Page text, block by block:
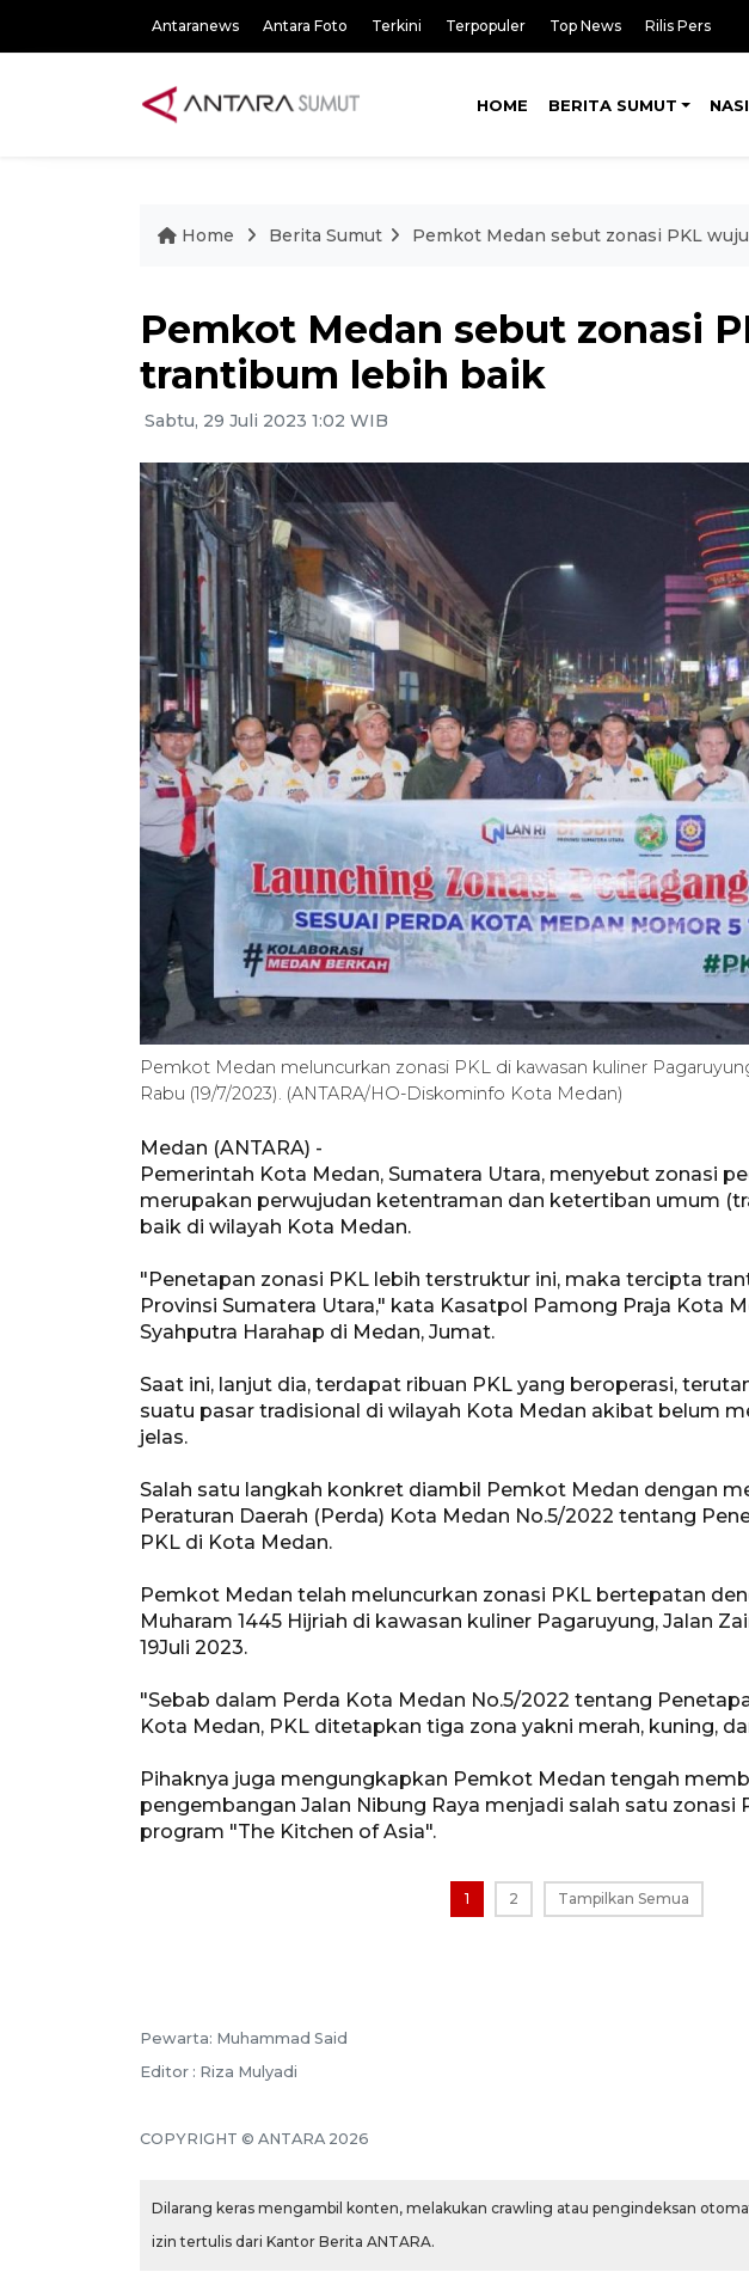
Antaranews Antara Foto Terkini Terpopuler Top News Rilis Pers
HOME BERITA SUMUT
Home Berita Sumut Pemkot Medan sebut zonasi PKL
Pemkot Medan sebut zonasi
trantibum lebih baik
Sabtu, 29 Juli 2023 1:02 WIB
Pemkot Medan meluncurkan zonasi PKL di kawasan kuliner
Rabu (19/7/2023). (ANTARA/HO-Diskominfo Kota Medan)
Medan (ANTARA) -
Pemerintah Kota Medan, Sumatera Utara, menyebut zonasi
merupakan perwujudan ketentraman dan ketertiban umum
baik di wilayah Kota Medan.
"Penetapan zonasi PKL lebih terstruktur ini, maka tercipta
Provinsi Sumatera Utara," kata Kasatpol Pamong Praja Kota
Syahputra Harahap di Medan, Jumat.
Saat ini, lanjut dia, terdapat ribuan PKL yang beroperasi,
suatu pasar tradisional di wilayah Kota Medan akibat belum
jelas.
Salah satu langkah konkret diambil Pemkot Medan dengan
Peraturan Daerah (Perda) Kota Medan No.5/2022 tentang
PKL di Kota Medan.
Pemkot Medan telah meluncurkan zonasi PKL bertepatan
Muharam 1445 Hijriah di kawasan kuliner Pagaruyung, Jalan
19Juli 2023.
"Sebab dalam Perda Kota Medan No.5/2022 tentang
Kota Medan, PKL ditetapkan tiga zona yakni merah, kuning,
Pihaknya juga mengungkapkan Pemkot Medan tengah
pengembangan Jalan Nibung Raya menjadi salah satu zonasi
program "The Kitchen of Asia".
1 2 Tampilkan Semua
Pewarta: Muhammad Said
Editor : Riza Mulyadi
COPYRIGHT © ANTARA 2026
Dilarang keras mengambil konten, melakukan crawling atau pengindeksan
izin tertulis dari Kantor Berita ANTARA.